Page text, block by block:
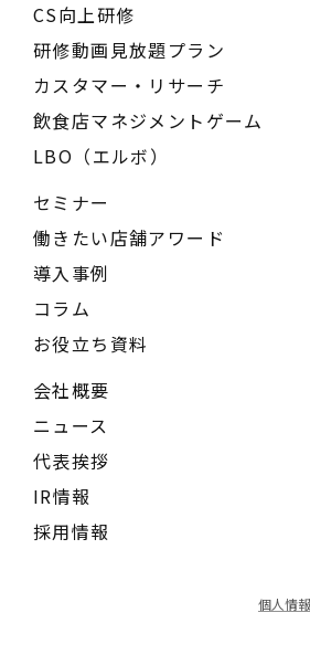
CS向上研修
研修動画見放題プラン
カスタマー・リサーチ
飲食店マネジメントゲーム
LBO（エルボ）
セミナー
働きたい店舗アワード
導入事例
コラム
お役立ち資料
会社概要
ニュース
代表挨拶
IR情報
採用情報
個人情